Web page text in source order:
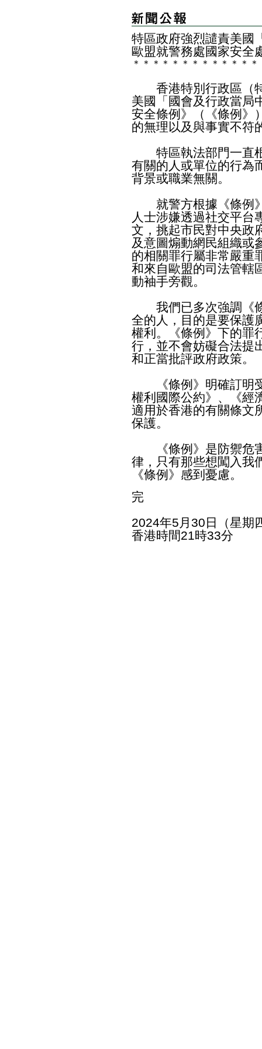
特區政府強烈譴責美國
歐盟就警務處國家安全
＊ ＊ ＊ ＊ ＊ ＊ ＊ ＊ ＊ ＊ ＊ ＊ ＊
香港特別行政區（特
美國「國會及行政當局
安全條例》（《條例》
的無理以及與事實不符
特區執法部門一直根
有關的人或單位的行為
背景或職業無關。
就警方根據《條例》
人士涉嫌透過社交平台
文，挑起市民對中央政
及意圖煽動網民組織或
的相關罪行屬非常嚴重
和來自歐盟的司法管轄
動袖手旁觀。
我們已多次強調《條
全的人，目的是要保護
權利。《條例》下的罪
行，並不會妨礙合法提
和正當批評政府政策。
《條例》明確訂明受
權利國際公約》、《經
適用於香港的有關條文
保護。
《條例》是防禦危害
律，只有那些想闖入我
《條例》感到憂慮。
完
2024年5月30日（星期
香港時間21時33分